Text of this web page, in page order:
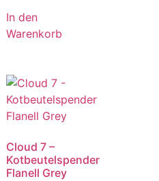
In den
Warenkorb
Cloud 7 –
Kotbeutelspender
Flanell Grey